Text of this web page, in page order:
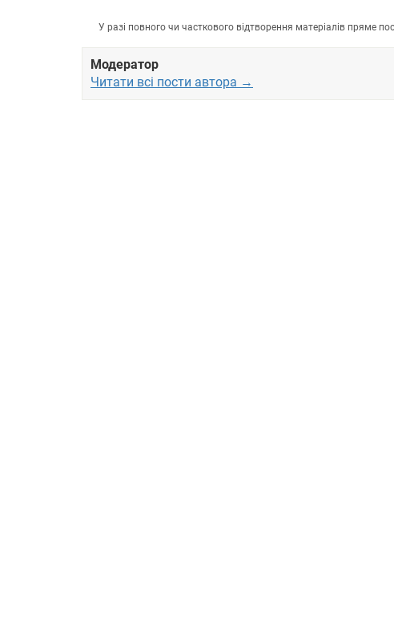
У разі повного чи часткового відтворення матеріалів пряме
Модератор
Читати всі пости автора →